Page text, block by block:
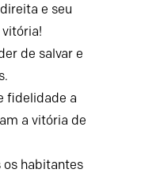
e seu
de salvar e
fidelidade a
a vitória de
habitantes